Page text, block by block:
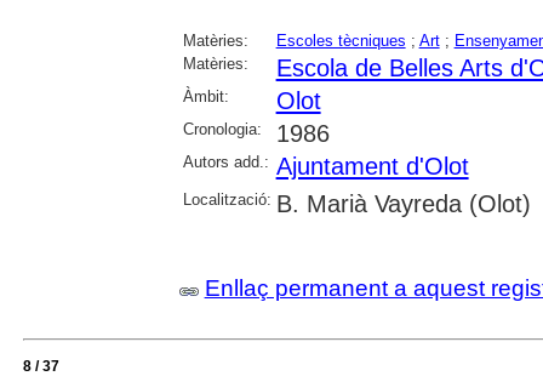
Matèries: Escoles tècniques ; Art;
Matèries:
Escola de Belles Arts
Àmbit: Olot
Cronologia: 1986
Autors add.: Ajuntament d'Olot
Localització: B. Marià Vayreda (Olot)
Enllaç permanent a aquest
8 / 37